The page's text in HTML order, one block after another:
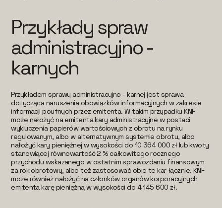
Przykłady spraw
administracyjno -
karnych
Przykładem sprawy administracyjno - karnej jest sprawa
dotycząca naruszenia obowiązków informacyjnych w zakresie
informacji poufnych przez emitenta. W takim przypadku KNF
może nałożyć na emitenta kary administracyjne w postaci
wykluczenia papierów wartościowych z obrotu na rynku
regulowanym, albo w alternatywnym systemie obrotu, albo
nałożyć kary pieniężnej w wysokości do 10 364 000 zł lub kwoty
stanowiącej równowartość 2 % całkowitego rocznego
przychodu wskazanego w ostatnim sprawozdaniu finansowym
za rok obrotowy, albo też zastosować obie te kar łącznie. KNF
może również nałożyć na członków organów korporacyjnych
emitenta karę pieniężną w wysokości do 4 145 600 zł.